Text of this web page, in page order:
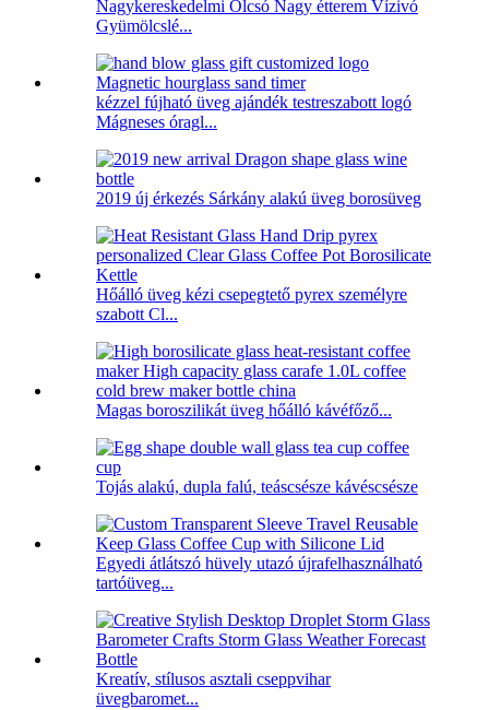
Nagykereskedelmi Olcsó Nagy étterem Vízivó
Gyümölcslé...
kézzel fújható üveg ajándék testreszabott logó
Mágneses óragl...
2019 új érkezés Sárkány alakú üveg borosüveg
Hőálló üveg kézi csepegtető pyrex személyre
szabott Cl...
Magas boroszilikát üveg hőálló kávéfőző...
Tojás alakú, dupla falú, teáscsésze kávéscsésze
Egyedi átlátszó hüvely utazó újrafelhasználható
tartóüveg...
Kreatív, stílusos asztali cseppvihar
üvegbaromet...